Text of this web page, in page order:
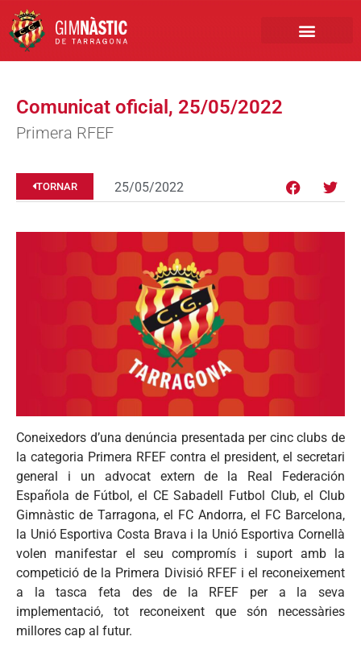
Comunicat oficial, 25/05/2022
Primera RFEF
TORNAR 25/05/2022
Coneixedors d’una denúncia presentada per cinc clubs de
la categoria Primera RFEF contra el president, el secretari
general i un advocat extern de la Real Federación
Española de Fútbol, el CE Sabadell Futbol Club, el Club
Gimnàstic de Tarragona, el FC Andorra, el FC Barcelona,
la Unió Esportiva Costa Brava i la Unió Esportiva Cornellà
volen manifestar el seu compromís i suport amb la
competició de la Primera Divisió RFEF i el reconeixement
a la tasca feta des de la RFEF per a la seva
implementació, tot reconeixent que són necessàries
millores cap al futur.